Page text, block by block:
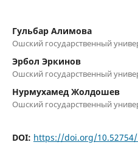
Гульбар Алимова
Ошский государственный
Эрбол Эркинов
Ошский государственный
Нурмухамед Жолдошев
Ошский государственный
DOI: https://doi.org/10.52754/